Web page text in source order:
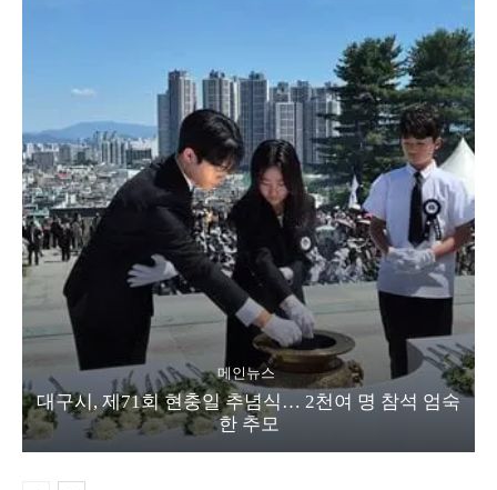
메인뉴스
대구시, 제71회 현충일 추념식… 2천여 명 참석 엄숙
한 추모